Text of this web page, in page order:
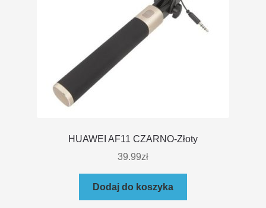
HUAWEI AF11 CZARNO-Złoty
39.99zł
Dodaj do koszyka